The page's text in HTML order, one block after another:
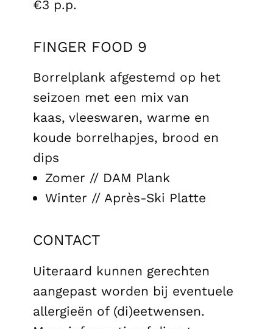
€3 p.p.
FINGER FOOD 9
Borrelplank afgestemd op het
seizoen met een mix van
kaas, vleeswaren, warme en
koude borrelhapjes, brood en
dips
Winter // Après-Ski Platte
CONTACT
Uiteraard kunnen gerechten